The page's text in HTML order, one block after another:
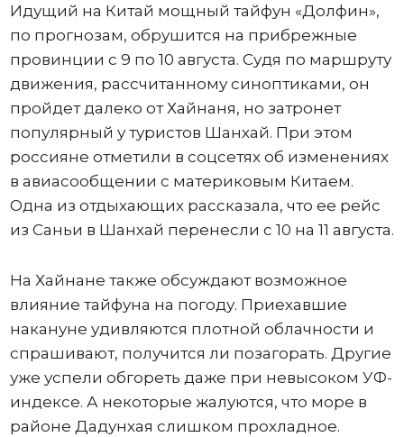
Идущий на Китай мощный тайфун «Долфин»,
по прогнозам, обрушится на прибрежные
провинции с 9 по 10 августа. Судя по маршруту
движения, рассчитанному синоптиками, он
пройдет далеко от Хайнаня, но затронет
популярный у туристов Шанхай. При этом
россияне отметили в соцсетях об изменениях
в авиасообщении с материковым Китаем.
Одна из отдыхающих рассказала, что ее рейс
из Саньи в Шанхай перенесли с 10 на 11 августа.
На Хайнане также обсуждают возможное
влияние тайфуна на погоду. Приехавшие
накануне удивляются плотной облачности и
спрашивают, получится ли позагорать. Другие
уже успели обгореть даже при невысоком УФ-
индексе. А некоторые жалуются, что море в
районе Дадунхая слишком прохладное.